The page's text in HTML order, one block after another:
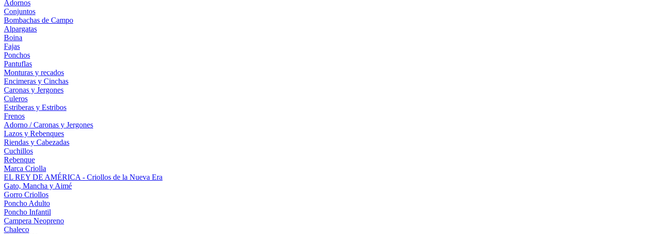
Adornos
Conjuntos
Bombachas de Campo
Alpargatas
Boina
Fajas
Ponchos
Pantuflas
Monturas y recados
Encimeras y Cinchas
Caronas y Jergones
Culeros
Estriberas y Estribos
Frenos
Adorno / Caronas y Jergones
Lazos y Rebenques
Riendas y Cabezadas
Cuchillos
Rebenque
Marca Criolla
EL REY DE AMÉRICA - Criollos de la Nueva Era
Gato, Mancha y Aimé
Gorro Criollos
Poncho Adulto
Poncho Infantil
Campera Neopreno
Chaleco